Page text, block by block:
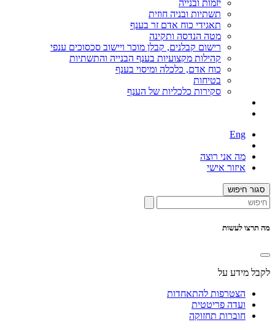
יזמות ובנייה
תשתיות ובניה חוזית
תאגידי כוח אדם זר בענף
מטה הנדסה ותקינה
רישום קבלנים, קבלן מוכר ויישוב סכסוכים ענפי
קהילות מקצועיות בענף הבנייה והתשתיות
כוח אדם, כלכלה ומיסוי בענף
בטיחות
סקירות כלכליות של הענף
Eng
מה אני רוצה
איזור אישי
סגור חיפוש
מה תרצו לעשות
לקבל מידע על
הצטרפות להתאחדות
ועדה פריטטית
חוברות תחזוקה